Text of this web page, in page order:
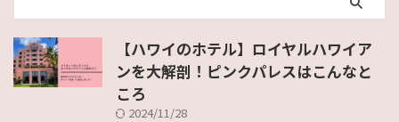
【ハワイのホテル】ロイヤルハワイア
ンを大解剖！ピンクパレスはこんなと
ころ
2024/11/28